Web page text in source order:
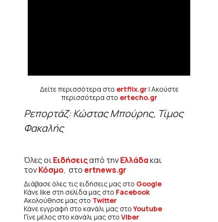
Δείτε περισσότερα στο ertflix.gr| Ακούστε
περισσότερα στο ertecho.gr
Ρεπορτάζ: Κώστας Μπούρης, Τίμος
Φακαλής
Όλες οιΕιδήσειςαπό τηνΕλλάδακαι
τονΚόσμο, στο ertnews.gr
Διάβασε όλες τις ειδήσεις μας στο Google
Κάνε like στη σελίδα μας στο Facebook
Ακολούθησε μας στο Twitter
Κάνε εγγραφή στο κανάλι μας στοYoutube
Γίνε μέλος στο κανάλι μας στο Viber